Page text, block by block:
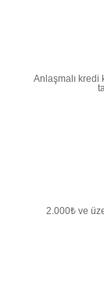
Anlaşmalı kredi
2.000₺ ve